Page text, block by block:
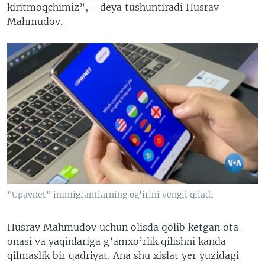
kiritmoqchimiz”, - deya tushuntiradi Husrav
Mahmudov.
"Upaynet" immigrantlarning og'irini yengil qiladi
Husrav Mahmudov uchun olisda qolib ketgan ota-
onasi va yaqinlariga g’amxo’rlik qilishni kanda
qilmaslik bir qadriyat. Ana shu xislat yer yuzidagi